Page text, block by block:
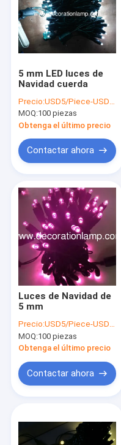
Productos
5 mm LED luces de
Navidad cuerda
Precio:USD5/Piece-USD10/Piece
MOQ:100 piezas
Obtenga el último precio
Contactar ahora
Luces de Navidad de
5 mm
Precio:USD5/Piece-USD10/Piece
MOQ:100 piezas
Obtenga el último precio
Contactar ahora